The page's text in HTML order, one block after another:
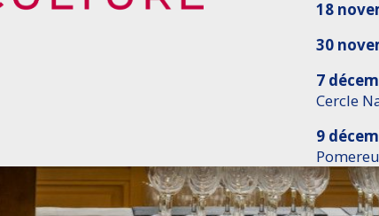
18
30
7
Cercle
9
Pomereu